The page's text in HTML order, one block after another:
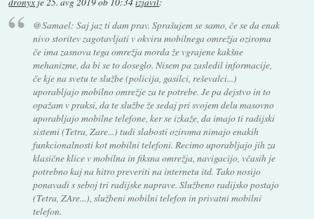
@Samael: Saj jaz ti dam prav. Sprašujem se samo, če se da enak
nivo storitev zagotavljati v okviru mobilnega omrežja oziroma
če ima zasnova tega omrežja morda že vgrajene kakšne
mehanizme, da bi se to doseglo. Nisem pa zasledil informacije,
če kje na svetu te službe (policija, gasilci, reševalci...)
uporabljajo mobilno omrežje za te potrebe. Je pa dejstvo in to
opažam v praksi, da te službe že sedaj pri svojem delu masovno
uporabljajo mobilne telefone, ker se izkaže, da imajo ti radijski
sistemi (Tetra, Zare...) tudi slabosti oziroma nimajo enakih
funkcionalnosti kot mobilni telefoni. Recimo uporabljajo jih za
klasične klice v mobilna in fiksna omrežja, navigacijo, včasih je
potrebno kaj na hitro preveriti na internetu itd. Tako nosijo
ponavadi s seboj tri radijske naprave. Službeno radijsko postajo
(Tetra, ZAre...), službeni mobilni telefon in privatni mobilni
telefon.